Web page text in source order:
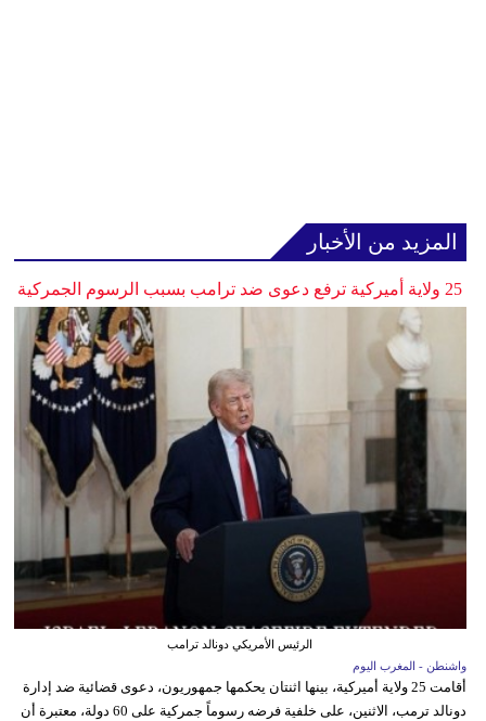
المزيد من الأخبار
25 ولاية أميركية ترفع دعوى ضد ترامب بسبب الرسوم الجمركية
الرئيس الأمريكي دونالد ترامب
واشنطن - المغرب اليوم
أقامت 25 ولاية أميركية، بينها اثنتان يحكمها جمهوريون، دعوى قضائية ضد إدارة
دونالد ترمب، الاثنين، على خلفية فرضه رسوماً جمركية على 60 دولة، معتبرة أن